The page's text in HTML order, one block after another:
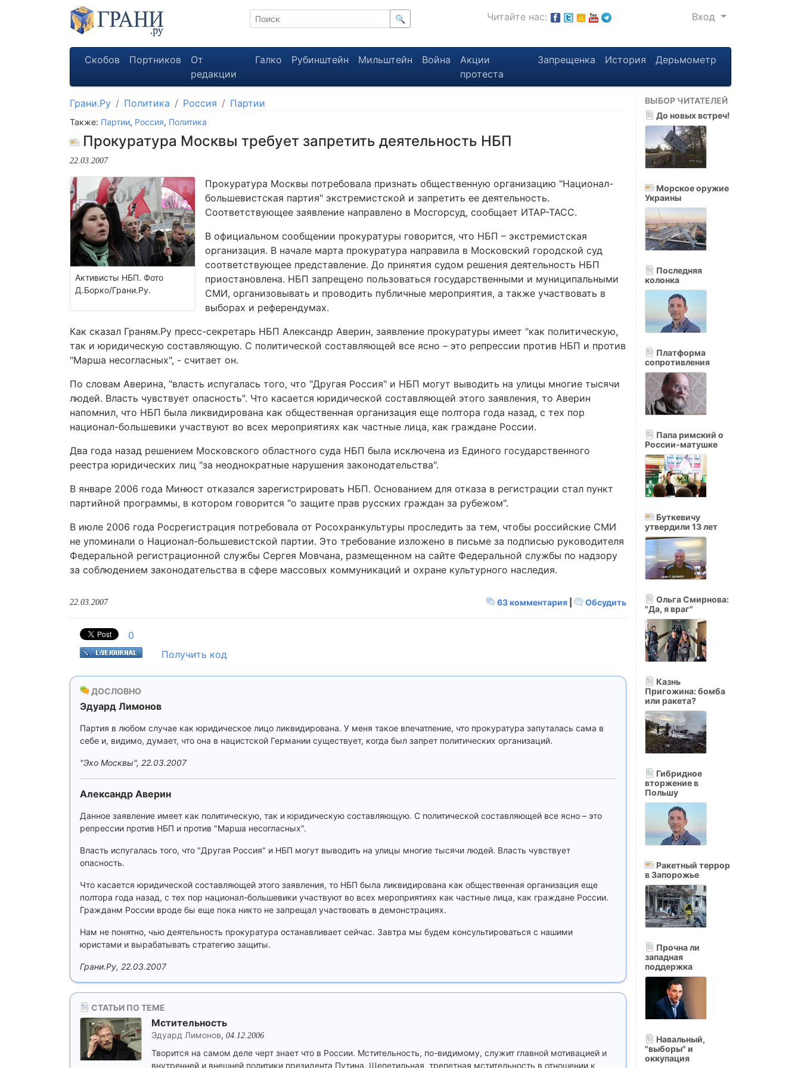
🔍 Читайте нас: Вход
Скобов Портников
От
редакции
Галко Рубинштейн Мильштейн Война
Акции
протеста
Запрещенка История Дерьмометр
Грани.Ру Политика Россия Партии
Также: Партии, Россия, Политика
Прокуратура Москвы требует запретить деятельность НБП
22.03.2007
Активисты НБП. Фото
Д.Борко/Грани.Ру.
Прокуратура Москвы потребовала признать общественную организацию "Национал-
большевистская партия" экстремистской и запретить ее деятельность.
Соответствующее заявление направлено в Мосгорсуд, сообщает ИТАР-ТАСС.
В официальном сообщении прокуратуры говорится, что НБП – экстремистская
организация. В начале марта прокуратура направила в Московский городской суд
соответствующее представление. До принятия судом решения деятельность НБП
приостановлена. НБП запрещено пользоваться государственными и муниципальными
СМИ, организовывать и проводить публичные мероприятия, а также участвовать в
выборах и референдумах.
Как сказал Граням.Ру пресс-секретарь НБП Александр Аверин, заявление прокуратуры имеет "как политическую,
так и юридическую составляющую. С политической составляющей все ясно – это репрессии против НБП и против
"Марша несогласных", - считает он.
По словам Аверина, "власть испугалась того, что "Другая Россия" и НБП могут выводить на улицы многие тысячи
людей. Власть чувствует опасность". Что касается юридической составляющей этого заявления, то Аверин
напомнил, что НБП была ликвидирована как общественная организация еще полтора года назад, с тех пор
национал-большевики участвуют во всех мероприятиях как частные лица, как граждане России.
Два года назад решением Московского областного суда НБП была исключена из Единого государственного
реестра юридических лиц "за неоднократные нарушения законодательства".
В январе 2006 года Минюст отказался зарегистрировать НБП. Основанием для отказа в регистрации стал пункт
партийной программы, в котором говорится "о защите прав русских граждан за рубежом".
В июле 2006 года Росрегистрация потребовала от Росохранкультуры проследить за тем, чтобы российские СМИ
не упоминали о Национал-большевистской партии. Это требование изложено в письме за подписью руководителя
Федеральной регистрационной службы Сергея Мовчана, размещенном на сайте Федеральной службы по надзору
за соблюдением законодательства в сфере массовых коммуникаций и охране культурного наследия.
63 комментария Обсудить
22.03.2007
0
Получить код
ДОСЛОВНО
Эдуард Лимонов
Партия в любом случае как юридическое лицо ликвидирована. У меня такое впечатление, что прокуратура запуталась сама в
себе и, видимо, думает, что она в нацистской Германии существует, когда был запрет политических организаций.
"Эхо Москвы", 22.03.2007
Александр Аверин
Данное заявление имеет как политическую, так и юридическую составляющую. С политической составляющей все ясно – это
репрессии против НБП и против "Марша несогласных".
Власть испугалась того, что "Другая Россия" и НБП могут выводить на улицы многие тысячи людей. Власть чувствует
опасность.
Что касается юридической составляющей этого заявления, то НБП была ликвидирована как общественная организация еще
полтора года назад, с тех пор национал-большевики участвуют во всех мероприятиях как частные лица, как граждане России.
Гражданм России вроде бы еще пока никто не запрещал участвовать в демонстрациях.
Нам не понятно, чью деятельность прокуратура останавливает сейчас. Завтра мы будем консультироваться с нашими
юристами и вырабатывать стратегию защиты.
Грани.Ру, 22.03.2007
СТАТЬИ ПО ТЕМЕ
Мстительность
Эдуард Лимонов, 04.12.2006
Творится на самом деле черт знает что в России. Мстительность, по-видимому, служит главной мотивацией и
внутренней и внешней политики президента Путина. Щепетильная, трепетная мстительность в отношении к
ВЫБОР ЧИТАТЕЛЕЙ
До новых встреч!
Морское оружие
Украины
Последняя
колонка
Платформа
сопротивления
Папа римский о
России-матушке
Буткевичу
утвердили 13 лет
Ольга Смирнова:
"Да, я враг"
Казнь
Пригожина: бомба
или ракета?
Гибридное
вторжение в
Польшу
Ракетный террор
в Запорожье
Прочна ли
западная
поддержка
Навальный,
"выборы" и
оккупация